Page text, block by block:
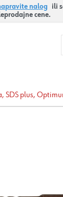
nalog ili
cene.
SDS plus,